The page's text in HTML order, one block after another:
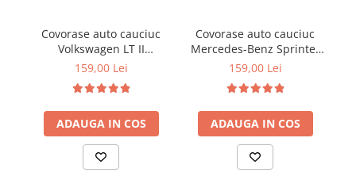
Odorizante Auto
Oglinda Retrovizoare
Ornamente Auto
Ornamente Pedale Auto
Ornamente Protectie Portiera
Ornamente Schimbator Viteza
Covorase auto cauciuc
Volkswagen LT II
Mercedes-Benz Sprinter
159,00 Lei
ADAUGA IN COS
Covorase auto cauciuc
Mercedes-Benz Sprinter
W906 Volkswagen Crafter
159,00 Lei
ADAUGA IN COS